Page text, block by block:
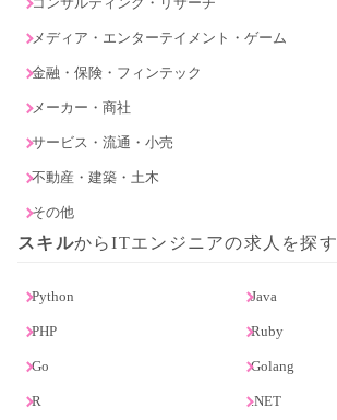
メディア・エンターテイメント・ゲーム
金融・保険・フィンテック
メーカー・商社
サービス・流通・小売
不動産・建築・土木
その他
スキルからITエンジニアの求人を探す
Python Java
PHP Ruby
Go Golang
R .NET